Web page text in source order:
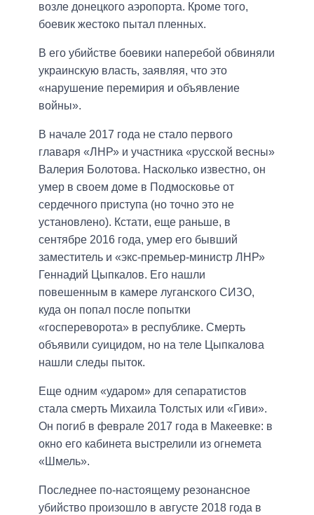
возле донецкого аэропорта. Кроме того,
боевик жестоко пытал пленных.
В его убийстве боевики наперебой обвиняли
украинскую власть, заявляя, что это
«нарушение перемирия и объявление
войны».
В начале 2017 года не стало первого
главаря «ЛНР» и участника «русской весны»
Валерия Болотова. Насколько известно, он
умер в своем доме в Подмосковье от
сердечного приступа (но точно это не
установлено). Кстати, еще раньше, в
сентябре 2016 года, умер его бывший
заместитель и «экс-премьер-министр ЛНР»
Геннадий Цыпкалов. Его нашли
повешенным в камере луганского СИЗО,
куда он попал после попытки
«госпереворота» в республике. Смерть
объявили суицидом, но на теле Цыпкалова
нашли следы пыток.
Еще одним «ударом» для сепаратистов
стала смерть Михаила Толстых или «Гиви».
Он погиб в феврале 2017 года в Макеевке: в
окно его кабинета выстрелили из огнемета
«Шмель».
Последнее по-настоящему резонансное
убийство произошло в августе 2018 года в